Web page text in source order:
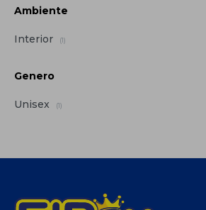
Ambiente
Interior (1)
Genero
Unisex (1)